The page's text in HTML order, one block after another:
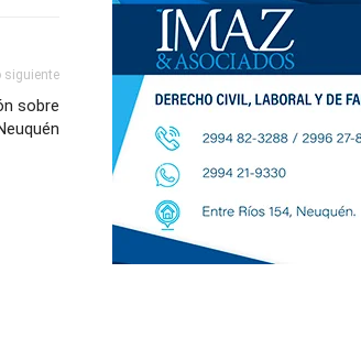
siguiente
sobre